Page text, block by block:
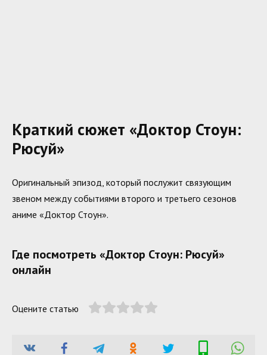
Краткий сюжет «Доктор Стоун:
Рюсуй»
Оригинальный эпизод, который послужит связующим
звеном между событиями второго и третьего сезонов
аниме «Доктор Стоун».
Где посмотреть «Доктор Стоун: Рюсуй»
онлайн
Оцените статью